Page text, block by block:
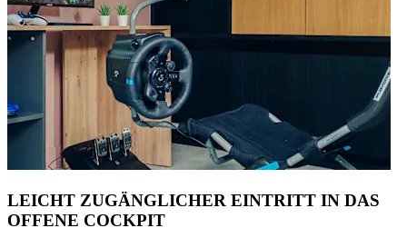
LEICHT ZUGÄNGLICHER EINTRITT IN DAS
OFFENE COCKPIT